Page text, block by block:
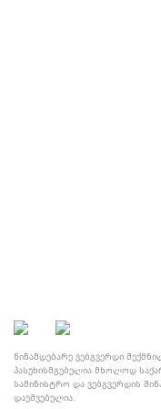
წინამდებარე ვებგვერდი
პასუხისმგებელია მხოლოდ
სამინისტრო და ვებგვერდის
დაუშვებელია.